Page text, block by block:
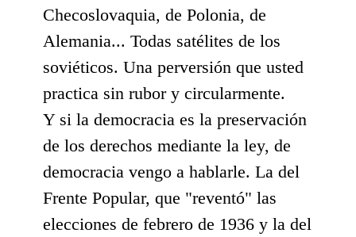
Checoslovaquia, de Polonia, de
Alemania... Todas satélites de los
soviéticos. Una perversión que usted
practica sin rubor y circularmente.
Y si la democracia es la preservación
de los derechos mediante la ley, de
democracia vengo a hablarle. La del
Frente Popular, que "reventó" las
elecciones de febrero de 1936 y la del